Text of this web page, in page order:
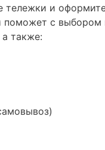
тележки и
с выбором
также: